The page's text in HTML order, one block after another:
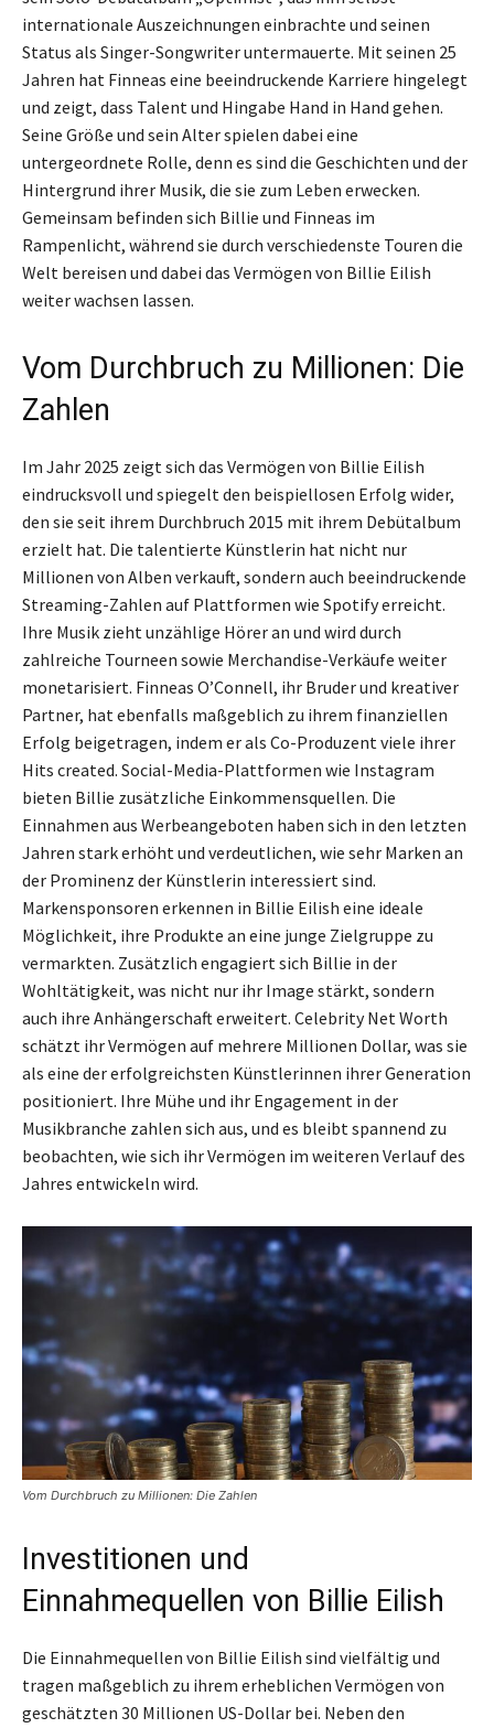
internationale Auszeichnungen einbrachte und seinen
Status als Singer-Songwriter untermauerte. Mit seinen 25
Jahren hat Finneas eine beeindruckende Karriere hingelegt
und zeigt, dass Talent und Hingabe Hand in Hand gehen.
Seine Größe und sein Alter spielen dabei eine
untergeordnete Rolle, denn es sind die Geschichten und der
Hintergrund ihrer Musik, die sie zum Leben erwecken.
Gemeinsam befinden sich Billie und Finneas im
Rampenlicht, während sie durch verschiedenste Touren die
Welt bereisen und dabei das Vermögen von Billie Eilish
weiter wachsen lassen.
Vom Durchbruch zu Millionen: Die
Zahlen
Im Jahr 2025 zeigt sich das Vermögen von Billie Eilish
eindrucksvoll und spiegelt den beispiellosen Erfolg wider,
den sie seit ihrem Durchbruch 2015 mit ihrem Debütalbum
erzielt hat. Die talentierte Künstlerin hat nicht nur
Millionen von Alben verkauft, sondern auch beeindruckende
Streaming-Zahlen auf Plattformen wie Spotify erreicht.
Ihre Musik zieht unzählige Hörer an und wird durch
zahlreiche Tourneen sowie Merchandise-Verkäufe weiter
monetarisiert. Finneas O’Connell, ihr Bruder und kreativer
Partner, hat ebenfalls maßgeblich zu ihrem finanziellen
Erfolg beigetragen, indem er als Co-Produzent viele ihrer
Hits created. Social-Media-Plattformen wie Instagram
bieten Billie zusätzliche Einkommensquellen. Die
Einnahmen aus Werbeangeboten haben sich in den letzten
Jahren stark erhöht und verdeutlichen, wie sehr Marken an
der Prominenz der Künstlerin interessiert sind.
Markensponsoren erkennen in Billie Eilish eine ideale
Möglichkeit, ihre Produkte an eine junge Zielgruppe zu
vermarkten. Zusätzlich engagiert sich Billie in der
Wohltätigkeit, was nicht nur ihr Image stärkt, sondern
auch ihre Anhängerschaft erweitert. Celebrity Net Worth
schätzt ihr Vermögen auf mehrere Millionen Dollar, was sie
als eine der erfolgreichsten Künstlerinnen ihrer Generation
positioniert. Ihre Mühe und ihr Engagement in der
Musikbranche zahlen sich aus, und es bleibt spannend zu
beobachten, wie sich ihr Vermögen im weiteren Verlauf des
Jahres entwickeln wird.
Vom Durchbruch zu Millionen: Die Zahlen
Investitionen und
Einnahmequellen von Billie Eilish
Die Einnahmequellen von Billie Eilish sind vielfältig und
tragen maßgeblich zu ihrem erheblichen Vermögen von
geschätzten 30 Millionen US-Dollar bei. Neben den